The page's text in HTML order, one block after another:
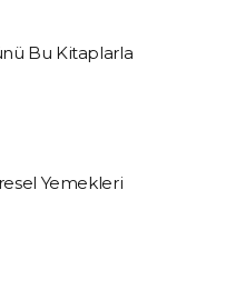
Bu Kitaplarla
Yemekleri